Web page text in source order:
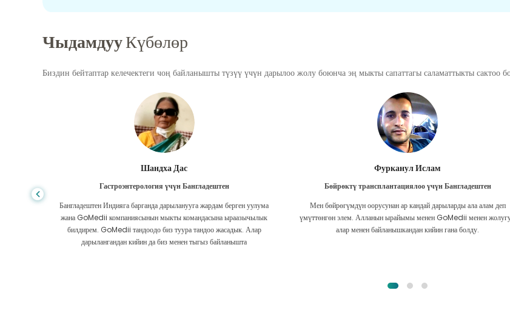
ЧыдамдууКүбөлөр
Биздин бейтаптар келечектеги чоң байланышты түзүү үчүн дарылоо жолу боюнча эң мыкты сапаттагы саламаттыкты
Шандха Дас
Гастроэнтерология үчүн Бангладештен
Бангладештен Индияга барганда дарыланууга жардам берген уулума
жана GoMedii компаниясынын мыкты командасына ыраазычылык
билдирем. GoMedii тандоодо биз туура тандоо жасадык. Алар
дарылангандан кийин да биз менен тыгыз байланышта
Фурканул Ислам
Бөйрөктү трансплантациялоо үчүн Бангладештен
Мен бөйрөгүмдүн оорусунан ар кандай дарыларды ала алам деп
үмүттөнгөн элем. Алланын ырайымы менен GoMedii менен
алар менен байланышкандан кийин гана болду.